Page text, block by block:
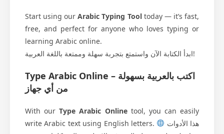
Start using ourArabic Typing Tooltoday — it’s fast,
free, and perfect for anyone who loves typing or
learning Arabic online.
ابدأ الكتابة الآن واستمتع بتجربة سهلة وممتعة باللغة العربية!
Type Arabic Online – اكتب بالعربية بسهولة
من أي جهاز
With ourType Arabic Onlinetool, you can easily
write Arabic text using English letters.